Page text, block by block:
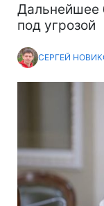
Дальнейшее
под угрозой
СЕРГЕЙ